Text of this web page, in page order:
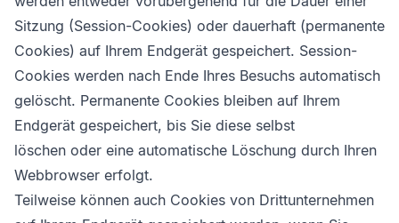
Sitzung (Session-Cookies) oder dauerhaft (permanente
Cookies) auf Ihrem Endgerät gespeichert. Session-
Cookies werden nach Ende Ihres Besuchs automatisch
gelöscht. Permanente Cookies bleiben auf Ihrem
Endgerät gespeichert, bis Sie diese selbst
löschen oder eine automatische Löschung durch Ihren
Webbrowser erfolgt.
Teilweise können auch Cookies von Drittunternehmen